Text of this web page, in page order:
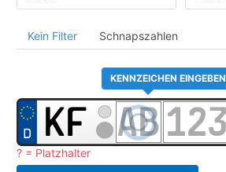
Kein Filter Schnapszahlen
KENNZEICHEN EINGEBEN
? = Platzhalter